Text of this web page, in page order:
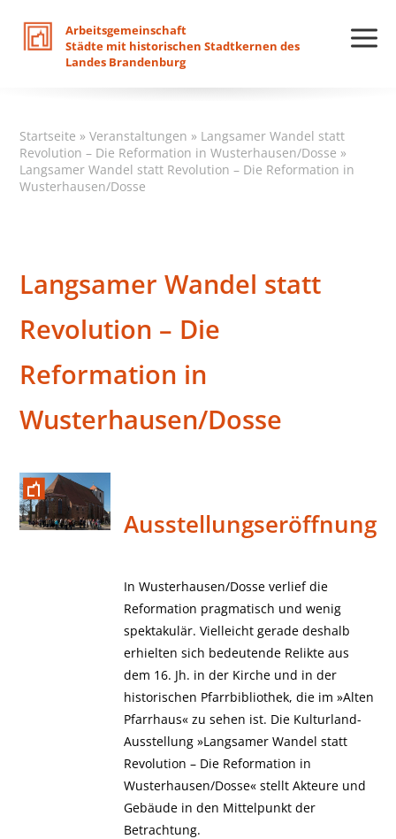
Arbeitsgemeinschaft
Städte mit historischen Stadtkernen des
Landes Brandenburg
Startseite »Veranstaltungen » Langsamer Wandel statt
Revolution – Die Reformation in Wusterhausen/Dosse »
Langsamer Wandel statt Revolution – Die Reformation in
Wusterhausen/Dosse
Langsamer Wandel statt
Revolution – Die
Reformation in
Wusterhausen/Dosse
Ausstellungseröffnung
In Wusterhausen/Dosse verlief die
Reformation pragmatisch und wenig
spektakulär. Vielleicht gerade deshalb
erhielten sich bedeutende Relikte aus
dem 16. Jh. in der Kirche und in der
historischen Pfarrbibliothek, die im »Alten
Pfarrhaus« zu sehen ist. Die Kulturland-
Ausstellung »Langsamer Wandel statt
Revolution – Die Reformation in
Wusterhausen/Dosse« stellt Akteure und
Gebäude in den Mittelpunkt der
Betrachtung.